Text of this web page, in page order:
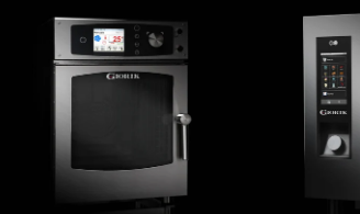
יוקרה
מכל ציוד בו הם עושים שימוש.